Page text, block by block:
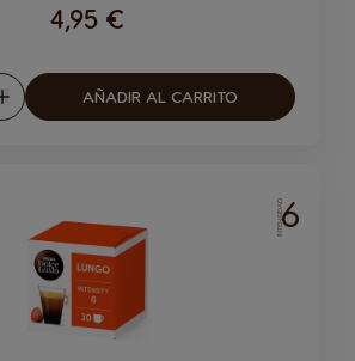
4,95 €
Aumentar
AÑADIR AL CARRITO
INTENSIDAD6